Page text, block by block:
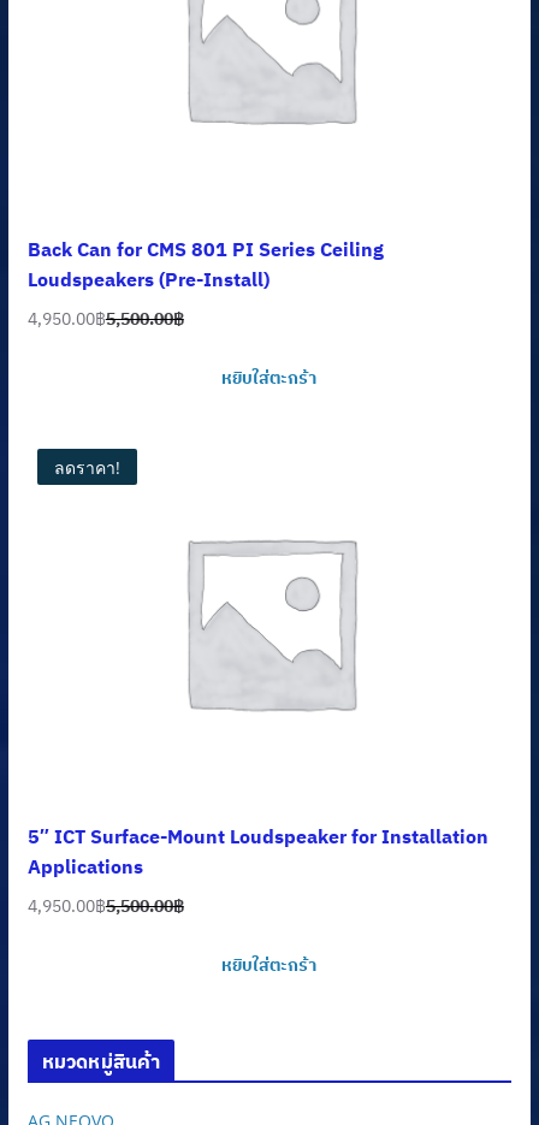
Back Can for CMS 801 PI Series Ceiling
Loudspeakers (Pre-Install)
5,500.00฿
Original
4,950.00฿
Current
หยิบใส่ตะกร้า
ลดราคา!
5″ ICT Surface-Mount Loudspeaker for Installation
Applications
5,500.00฿
Original
4,950.00฿
Current
หยิบใส่ตะกร้า
หมวดหมู่สินค้า